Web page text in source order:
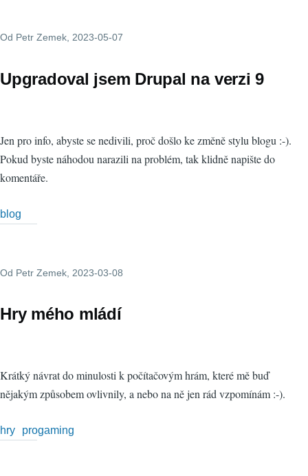
Od Petr Zemek , 2023-05-07
Upgradoval jsem Drupal na verzi 9
Jen pro info, abyste se nedivili, proč došlo ke změně stylu blogu :-).
Pokud byste náhodou narazili na problém, tak klidně napište do
komentáře.
blog
Od Petr Zemek , 2023-03-08
Hry mého mládí
Krátký návrat do minulosti k počítačovým hrám, které mě buď
nějakým způsobem ovlivnily, a nebo na ně jen rád vzpomínám :-).
hry progaming